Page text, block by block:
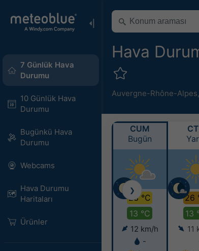
7 Günlük Hava
Durumu
10 Günlük Hava
Durumu
Bugünkü Hava
Durumu
Webcams
Hava Durumu
Haritaları​
Ürünler
Hava
Auvergne-Rhône-Alpes,
CUM
Bugün
23 °C
13 °C
12 km/h
-
26
13
11
❯